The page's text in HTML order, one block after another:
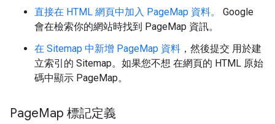
直接在 HTML 網頁中加入 PageMap 資料。
Google
會在檢索你的網站時找到 PageMap 資訊。
在 Sitemap 中新增 PageMap 資料 ，然後提交 用於建
立索引的 Sitemap。如果您不想 在網頁的 HTML 原始
碼中顯示 PageMap。
PageMap 標記定義